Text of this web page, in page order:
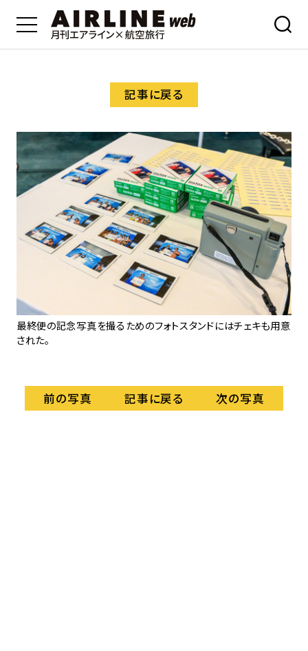
記事に戻る
最終便の記念写真を撮るためのフォトスタンドにはチェキも用意
された。
前の写真 記事に戻る 次の写真